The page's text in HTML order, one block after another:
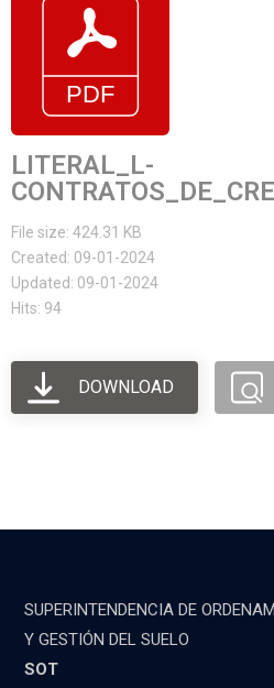
LITERAL_L-
File size: 424.31 KB
Created: 09-01-2024
Updated: 09-01-2024
Hits: 94
DOWNLOAD
SUPERINTENDENCIA DE
Y GESTIÓN DEL SUELO
SOT